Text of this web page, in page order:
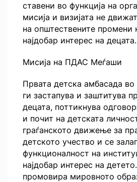
ставени во функција на
мисија и визијата не
на општествените промени
најдобар интерес на децата.
Мисија на ПДАС Меѓаши
Првата детска амбасада
ги застапува и заштитува
децата, поттикнува
и почит на детската
граѓанското движење за
детското учество и се
функционалност на
најдобар интерес на
промовира мировното